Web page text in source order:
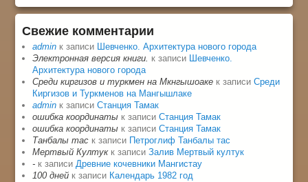
Свежие комментарии
admin к записи Шевченко. Архитектура нового города
Электронная версия книги. к записи Шевченко.
Архитектура нового города
Среди киргизов и туркмен на Мкнгышоаке к записиСреди
Киргизов и Туркменов на Мангышлаке
admin к записиСтанция Тамак
ошибка координаты к записиСтанция Тамак
ошибка координаты к записиСтанция Тамак
Танбалы тас к записи Петроглиф Танбалы тас
Мертвый Култукк записиЗалив Мертвый култук
- к записи Древние кочевники Мангистау
100 дней к записи Календарь 1982 год